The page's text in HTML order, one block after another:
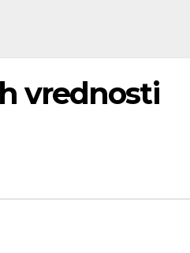
vrednosti